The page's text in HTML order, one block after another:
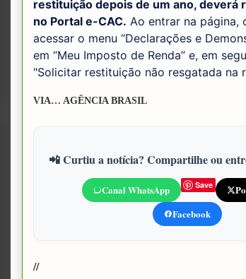
restituição depois de um ano, deverá
no Portal e-CAC. Ao entrar na página,
acessar o menu “Declarações e
em “Meu Imposto de Renda” e, em
"Solicitar restituição não resgatada na
VIA… AGÊNCIA BRASIL
📲 Curtiu a notícia? Compartilhe ou
Canal WhatsApp Save
Facebook
//